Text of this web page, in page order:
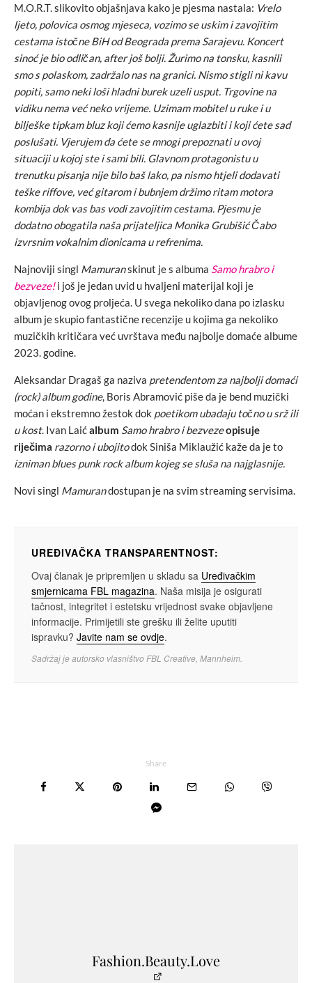
M.O.R.T. slikovito objašnjava kako je pjesma nastala: Vrelo
ljeto, polovica osmog mjeseca, vozimo se uskim i zavojitim
cestama istočne BiH od Beograda prema Sarajevu. Koncert
sinoć je bio odličan, after još bolji. Žurimo na tonsku, kasnili
smo s polaskom, zadržalo nas na granici. Nismo stigli ni kavu
popiti, samo neki loši hladni burek uzeli usput. Trgovine na
vidiku nema već neko vrijeme. Uzimam mobitel u ruke i u
bilješke tipkam bluz koji ćemo kasnije uglazbiti i koji ćete sad
poslušati. Vjerujem da ćete se mnogi prepoznati u ovoj
situaciji u kojoj ste i sami bili. Glavnom protagonistu u
trenutku pisanja nije bilo baš lako, pa nismo htjeli dodavati
teške riffove, već gitarom i bubnjem držimo ritam motora
kombija dok vas bas vodi zavojitim cestama. Pjesmu je
dodatno obogatila naša prijateljica Monika Grubišić Čabo
izvrsnim vokalnim dionicama u refrenima.
Najnoviji singl Mamuranskinut je s albuma Samo hrabro i
bezveze! i još je jedan uvid u hvaljeni materijal koji je
objavljenog ovog proljeća. U svega nekoliko dana po izlasku
album je skupio fantastične recenzije u kojima ga nekoliko
muzičkih kritičara već uvrštava među najbolje domaće albume
2023. godine.
Aleksandar Dragaš ga naziva pretendentom za najbolji domaći
(rock) album godine, Boris Abramović piše da je bend muzički
moćan i ekstremno žestok dok poetikom ubadaju točno u srž ili
u kost. Ivan Laićalbum Samo hrabro i bezvezeopisuje
riječima razorno i ubojitodok Siniša Miklaužić kaže da je to
izniman blues punk rock album kojeg se sluša na najglasnije.
Novi singl Mamurandostupan je na svim streaming servisima.
UREĐIVAČKA TRANSPARENTNOST:
Ovaj članak je pripremljen u skladu sa Uređivačkim
smjernicama FBL magazina. Naša misija je osigurati
tačnost, integritet i estetsku vrijednost svake objavljene
informacije. Primijetili ste grešku ili želite uputiti
ispravku? Javite nam se ovdje.
Sadržaj je autorsko vlasništvo FBL Creative, Mannheim.
Share
Fashion.Beauty.Love